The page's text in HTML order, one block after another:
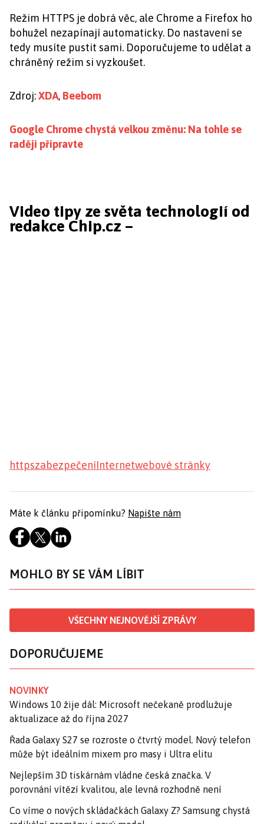
Režim HTTPS je dobrá věc, ale Chrome a Firefox ho
bohužel nezapínají automaticky. Do nastavení se
tedy musíte pustit sami. Doporučujeme to udělat a
chráněný režim si vyzkoušet.
Zdroj:XDA, Beebom
Google Chrome chystá velkou změnu: Na tohle se
raději připravte
Video tipy ze světa technologií od
redakce Chip.cz –
httpszabezpečeníInternetwebové stránky
Máte k článku připomínku? Napište nám
MOHLO BY SE VÁM LÍBIT
VŠECHNY NEJNOVĚJŠÍ ZPRÁVY
DOPORUČUJEME
NOVINKY
Windows 10 žije dál: Microsoft nečekaně prodlužuje
aktualizace až do října 2027
Řada Galaxy S27 se rozroste o čtvrtý model. Nový telefon
může být ideálním mixem pro masy i Ultra elitu
Nejlepším 3D tiskárnám vládne česká značka. V
porovnání vítězí kvalitou, ale levná rozhodně není
Co víme o nových skládačkách Galaxy Z? Samsung chystá